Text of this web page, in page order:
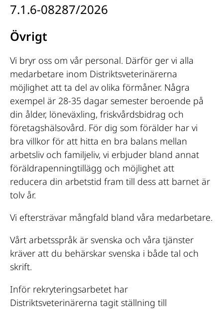
7.1.6-08287/2026
Övrigt
Vi bryr oss om vår personal. Därför ger vi alla
medarbetare inom Distriktsveterinärerna
möjlighet att ta del av olika förmåner. Några
exempel är 28-35 dagar semester beroende på
din ålder, löneväxling, friskvårdsbidrag och
företagshälsovård. För dig som förälder har vi
bra villkor för att hitta en bra balans mellan
arbetsliv och familjeliv, vi erbjuder bland annat
föräldrapenningtillägg och möjlighet att
reducera din arbetstid fram till dess att barnet är
tolv år.
Vi eftersträvar mångfald bland våra medarbetare.
Vårt arbetsspråk är svenska och våra tjänster
kräver att du behärskar svenska i både tal och
skrift.
Inför rekryteringsarbetet har
Distriktsveterinärerna tagit ställning till